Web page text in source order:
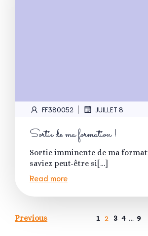
FF380052 | JUILLET 8
Sortie de ma formation !
Sortie imminente de ma
saviez peut-être si[…]
Read more
Previous 1 2 3 4 … 9